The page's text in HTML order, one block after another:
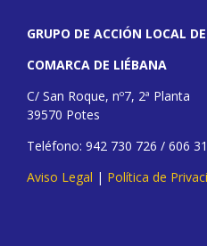
GRUPO DE ACCIÓN LOCAL
COMARCA DE LIÉBANA
C/ San Roque, nº7, 2ª Planta
39570 Potes
Teléfono: 942 730 726 / 606
Aviso Legal | Política de